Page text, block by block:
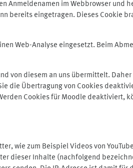
Anmeldenamen im Webbrowser
bereits eingetragen. Dieses Cookie
Web-Analyse eingesetzt. Beim
von diesem an uns übermittelt.
die Übertragung von Cookies
Cookies für Moodle deaktiviert,
wie zum Beispiel Videos von
dieser Inhalte (nachfolgend